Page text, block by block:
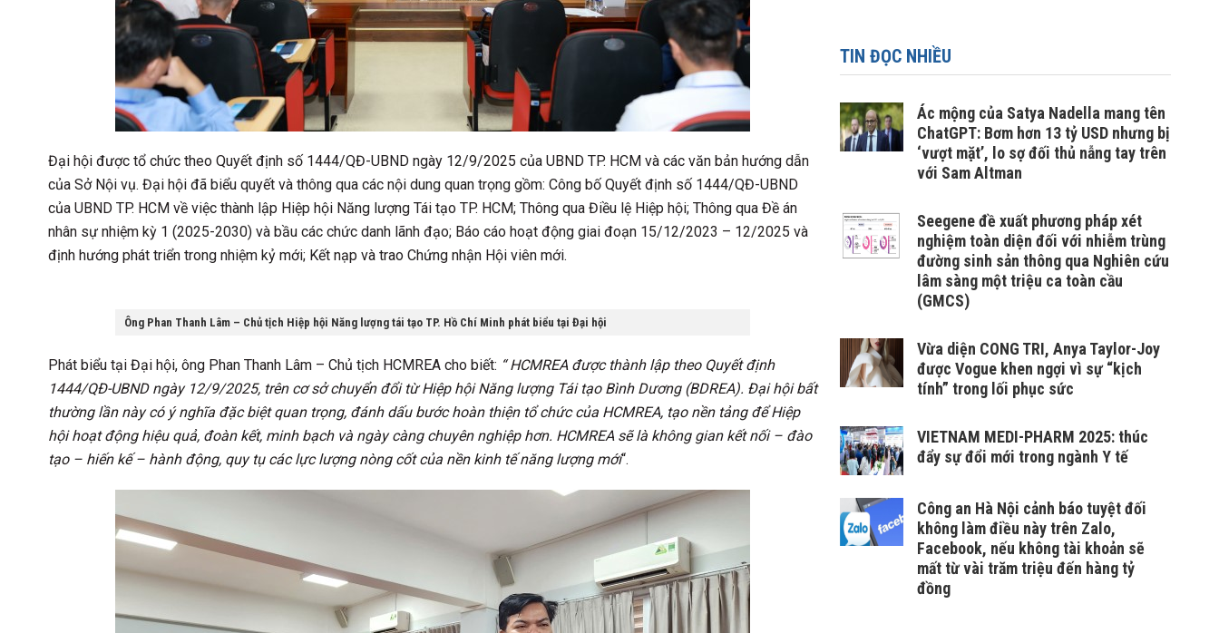
Đại hội được tổ chức theo Quyết định số 1444/QĐ-UBND ngày 12/9/2025 của UBND TP. HCM và các văn bản hướng dẫn
của Sở Nội vụ. Đại hội đã biểu quyết và thông qua các nội dung quan trọng gồm: Công bố Quyết định số 1444/QĐ-UBND
của UBND TP. HCM về việc thành lập Hiệp hội Năng lượng Tái tạo TP. HCM; Thông qua Điều lệ Hiệp hội; Thông qua Đề án
nhân sự nhiệm kỳ 1 (2025-2030) và bầu các chức danh lãnh đạo; Báo cáo hoạt động giai đoạn 15/12/2023 – 12/2025 và
định hướng phát triển trong nhiệm kỷ mới; Kết nạp và trao Chứng nhận Hội viên mới.
Ông Phan Thanh Lâm – Chủ tịch Hiệp hội Năng lượng tái tạo TP. Hồ Chí Minh phát biểu tại Đại hội
Phát biểu tại Đại hội, ông Phan Thanh Lâm – Chủ tịch HCMREA cho biết: “HCMREA được thành lập theo Quyết định
1444/QĐ-UBND ngày 12/9/2025, trên cơ sở chuyển đổi từ Hiệp hội Năng lượng Tái tạo Bình Dương (BDREA). Đại hội bất
thường lần này có ý nghĩa đặc biệt quan trọng, đánh dấu bước hoàn thiện tổ chức của HCMREA, tạo nền tảng để Hiệp
hội hoạt động hiệu quả, đoàn kết, minh bạch và ngày càng chuyên nghiệp hơn. HCMREA sẽ là không gian kết nối – đào
tạo – hiến kế – hành động, quy tụ các lực lượng nòng cốt của nền kinh tế năng lượng mới“.
TIN ĐỌC NHIỀU
Ác mộng của Satya Nadella mang tên
ChatGPT: Bơm hơn 13 tỷ USD nhưng bị
‘vượt mặt’, lo sợ đối thủ nẫng tay trên
với Sam Altman
Seegene đề xuất phương pháp xét
nghiệm toàn diện đối với nhiễm trùng
đường sinh sản thông qua Nghiên cứu
lâm sàng một triệu ca toàn cầu
(GMCS)
Vừa diện CONG TRI, Anya Taylor-Joy
được Vogue khen ngợi vì sự “kịch
tính” trong lối phục sức
VIETNAM MEDI-PHARM 2025: thúc
đẩy sự đổi mới trong ngành Y tế
Công an Hà Nội cảnh báo tuyệt đối
không làm điều này trên Zalo,
Facebook, nếu không tài khoản sẽ
mất từ vài trăm triệu đến hàng tỷ
đồng